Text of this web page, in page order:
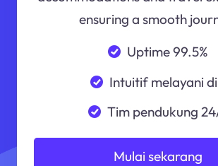
ensuring a smooth
Uptime 99.5%
Intuitif melayani
Tim pendukung
Mulai sekarang